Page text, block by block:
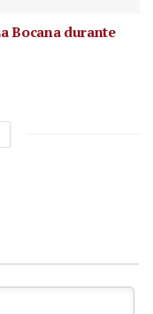
Bocana durante